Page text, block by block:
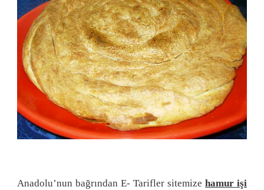
Anadolu’nun bağrından E- Tarifler sitemize hamur işi